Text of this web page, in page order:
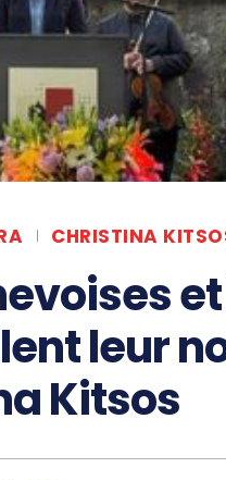
CHRISTINA
leur
Kitsos